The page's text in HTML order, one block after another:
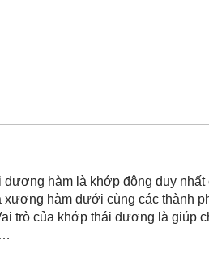
dương hàm là khớp động duy
hàm dưới cùng các thành
trò của khớp thái dương là giúp